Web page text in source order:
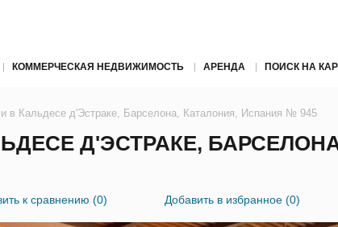
КОММЕРЧЕСКАЯ НЕДВИЖИМОСТЬ АРЕНДА ПОИСК НА
в Кальдесе д'Эстраке, Барселона, Каталония, Испания № 945
Д'ЭСТРАКЕ,
к сравнению (0) Добавить в избранное (0)